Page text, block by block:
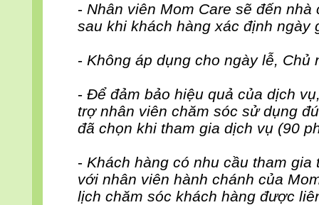
- Nhân viên Mom Care sẽ đến
sau khi khách hàng xác định ngày
- Không áp dụng cho ngày lễ, Chủ
- Để đảm bảo hiệu quả của dịch
trợ nhân viên chăm sóc sử dụng
đã chọn khi tham gia dịch vụ (90
- Khách hàng có nhu cầu tham
với nhân viên hành chánh của
lịch chăm sóc khách hàng được